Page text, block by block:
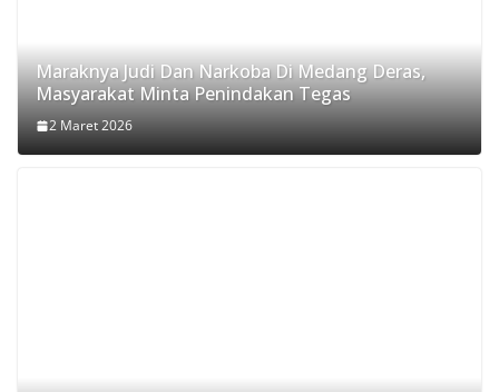
Maraknya Judi Dan Narkoba Di Medang Deras,
Masyarakat Minta Penindakan Tegas
2 Maret 2026